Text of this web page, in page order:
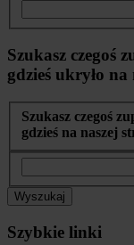
Szukasz czegoś
gdzieś ukryło na
Szukasz czegoś
gdzieś na naszej
Wyszukaj
Szybkie linki